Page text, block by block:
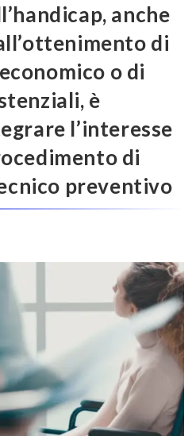
anche
di
o di
è
l’interesse
di
preventivo